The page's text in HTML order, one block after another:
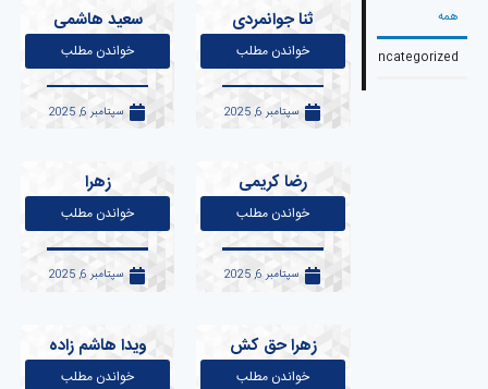
ثنا جوانمردی
خواندن مطلب
سپتامبر 6, 2025
سعید هاشمی
خواندن مطلب
رضا کریمی
خواندن مطلب خواندن مطلب
زهرا حق کش
خواندن مطلب
ویدا هاشم زاده
خواندن مطلب